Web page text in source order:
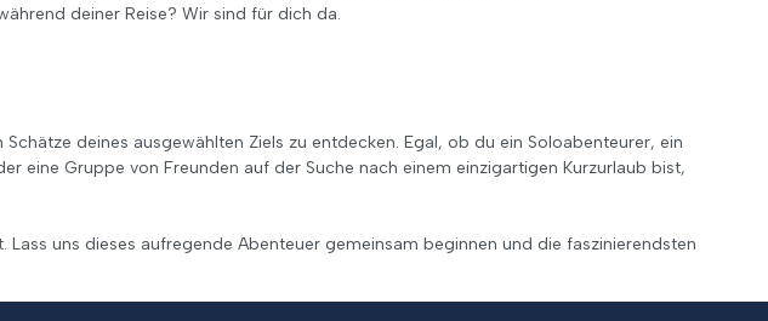
deiner Reise? Wir sind für dich da.
deines ausgewählten Ziels zu entdecken. Egal, ob du ein Soloabenteurer, ein
eine Gruppe von Freunden auf der Suche nach einem einzigartigen Kurzurlaub bist,
uns dieses aufregende Abenteuer gemeinsam beginnen und die faszinierendsten